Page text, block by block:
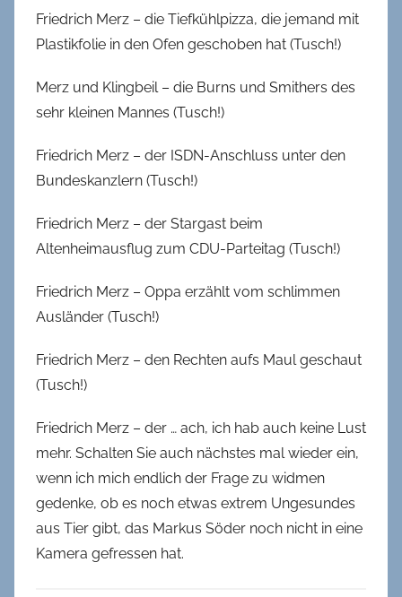
Friedrich Merz – die Tiefkühlpizza, die jemand mit
Plastikfolie in den Ofen geschoben hat (Tusch!)
Merz und Klingbeil – die Burns und Smithers des
sehr kleinen Mannes (Tusch!)
Friedrich Merz – der ISDN-Anschluss unter den
Bundeskanzlern (Tusch!)
Friedrich Merz – der Stargast beim
Altenheimausflug zum CDU-Parteitag (Tusch!)
Friedrich Merz – Oppa erzählt vom schlimmen
Ausländer (Tusch!)
Friedrich Merz – den Rechten aufs Maul geschaut
(Tusch!)
Friedrich Merz – der … ach, ich hab auch keine Lust
mehr. Schalten Sie auch nächstes mal wieder ein,
wenn ich mich endlich der Frage zu widmen
gedenke, ob es noch etwas extrem Ungesundes
aus Tier gibt, das Markus Söder noch nicht in eine
Kamera gefressen hat.